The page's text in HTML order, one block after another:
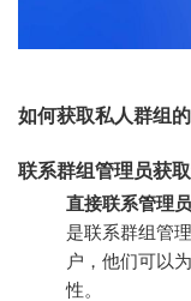
如何获取私人群组
联系群组管理员获
直接联系管理员
是联系群组管
户，他们可以
性。